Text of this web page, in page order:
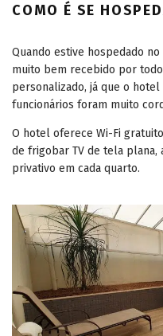
COMO É SE
Quando estive hospedado
muito bem recebido por
personalizado, já que o
funcionários foram muito
O hotel oferece Wi-Fi
de frigobar TV de tela plana,
privativo em cada quarto.